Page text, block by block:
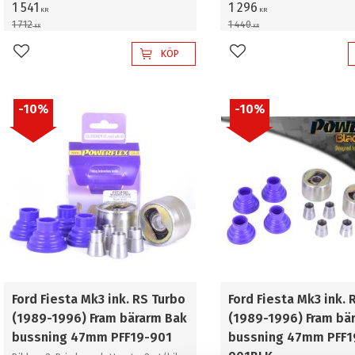
1 541 KR
1 712KR
Lägg till i favoriter KÖP
1 296 KR
1 440KR
Lägg till i favoriter
Ford Fiesta Mk3 ink. RS Turbo
(1989-1996) Fram bärarm Bak
bussning 47mm PFF19-901
10%
Ford Fiesta Mk3 ink.
(1989-1996) Fram
bussning 47mm
10%